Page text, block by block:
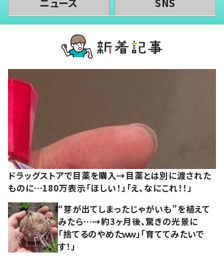
ドラッグストアで目薬を購入→目薬とは別に渡された
ものに…180万表示「ほしい！」「え、なにこれ！！」
“芽が出てしまったじゃがいも”を植えて
みたら…→約3ヶ月後、驚きの光景に
「捨てるのやめたｗｗ」「育ててみたいで
す！」